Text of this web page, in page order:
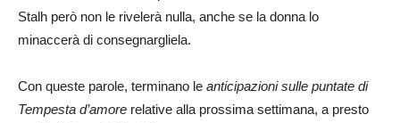
Stalh però non le rivelerà nulla, anche se la donna lo
minaccerà di consegnargliela.
Con queste parole, terminano le anticipazioni sulle puntate di
Tempesta d’amore relative alla prossima settimana, a presto